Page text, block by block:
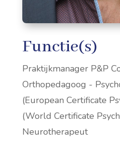
Functie(s)
Praktijkmanager P&P
Orthopedagoog -
(European Certificate
(World Certificate
Neurotherapeut